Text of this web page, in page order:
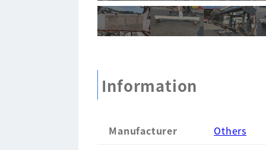
Information
Manufacturer
Others